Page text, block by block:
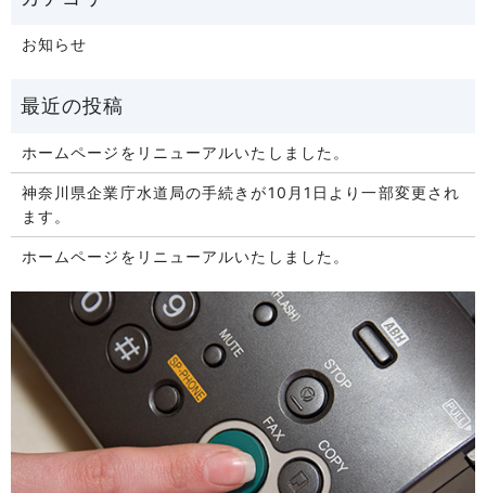
お知らせ
ホームページをリニューアルいたしました。
神奈川県企業庁水道局の手続きが10月1日より一部変更され
ます。
ホームページをリニューアルいたしました。